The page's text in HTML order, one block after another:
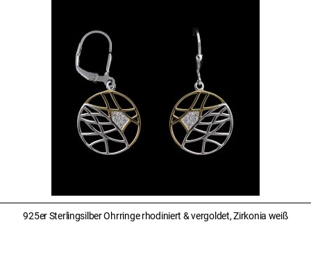
925er Sterlingsilber Ohrringe rhodiniert & vergoldet, Zirkonia weiß